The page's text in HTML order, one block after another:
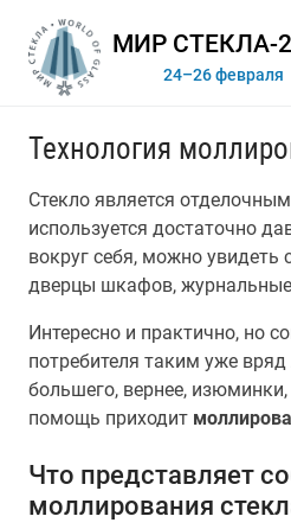
МИР СТЕКЛА-
24–26 февраля
Технология
Стекло является
используется достаточно
вокруг себя, можно увидеть
дверцы шкафов, журнальные
Интересно и практично, но
потребителя таким уже
большего, вернее,
помощь приходит
Что представляет
моллирования